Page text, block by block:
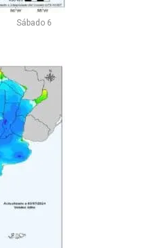
Sábado 6